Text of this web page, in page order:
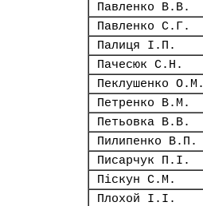
Павленко В.В.
Павленко С.Г.
Палиця І.П.
Пачесюк С.Н.
Пеклушенко О.М.
Петренко В.М.
Петьовка В.В.
Пилипенко В.П.
Писарчук П.І.
Піскун С.М.
Плохой І.І.